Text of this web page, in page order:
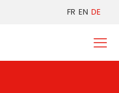
FR EN DE